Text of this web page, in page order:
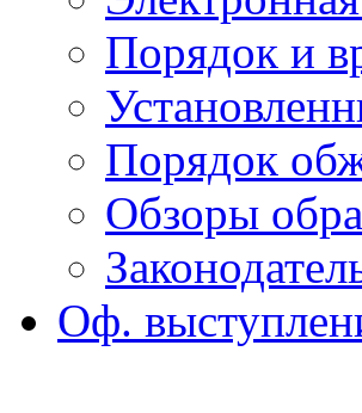
Порядок и
Порядок
Обзоры
Оф.